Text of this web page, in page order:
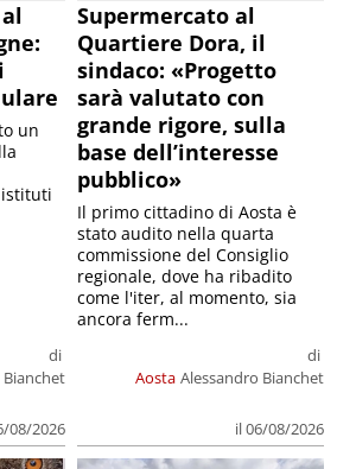
di
08/2026
un
Supermercato al
Quartiere Dora, il
sindaco: «Progetto
sarà valutato con
grande rigore, sulla
base dell’interesse
pubblico»
Aosta
di
Alessandro Bianchet
il 06/08/2026
Il primo cittadino di Aosta è
stato audito nella quarta
commissione del Consiglio
regionale, dove ha ribadito
come l'iter, al momento, sia
ancora ferm...